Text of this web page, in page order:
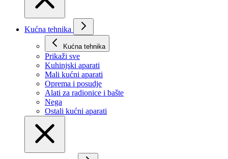
Kućna tehnika
Kućna tehnika
Prikaži svе
Kuhinjski aparati
Mali kućni aparati
Oprema i posudje
Alati za radionice i bašte
Nega
Ostali kućni aparati